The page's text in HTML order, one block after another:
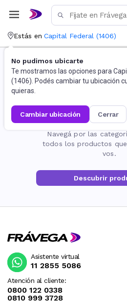
Estás en Capital Federal (1406)
No pudimos ubicarte
Te mostramos las opciones para
(1406). Podés cambiar tu ubicación
quieras.
cambiar ubicación cerrar
La página no
Navegá por las
todos los productos
vos.
Descubrir
Atención al cliente:
0800 122 0338
0810 999 3728
Asistente virtual
11 2855 5086